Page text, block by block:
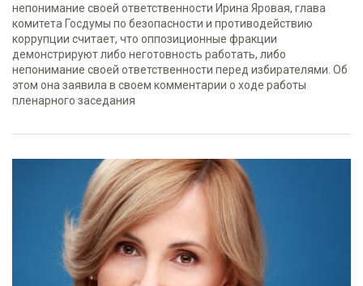
непонимание своей ответственности Ирина Яровая, глава
комитета Госдумы по безопасности и противодействию
коррупции считает, что оппозиционные фракции
демонстрируют либо неготовность работать, либо
непонимание своей ответственности перед избирателями. Об
этом она заявила в своем комментарии о ходе работы
пленарного заседания